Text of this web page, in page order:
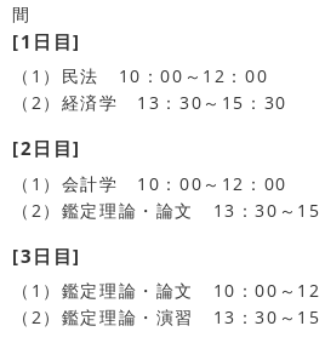
間
[1日目]
（1）民法 10：00～12：00
（2）経済学 13：30～15：30
[2日目]
（1）会計学 10：00～12：00
（2）鑑定理論・論文 13：30～15
[3日目]
（1）鑑定理論・論文 10：00～12
（2）鑑定理論・演習 13：30～15